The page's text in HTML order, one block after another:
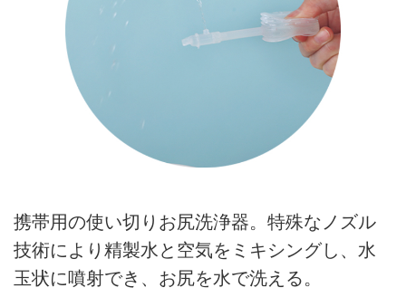
携帯用の使い切りお尻洗浄器。特殊なノズル
技術により精製水と空気をミキシングし、水
玉状に噴射でき、お尻を水で洗える。